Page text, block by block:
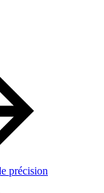
précision